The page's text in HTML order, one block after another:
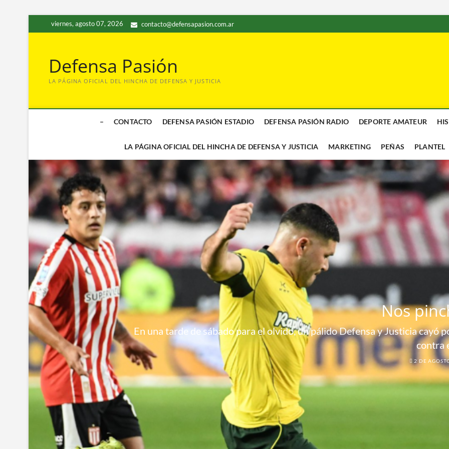
al
viernes, agosto 07, 2026 contacto@defensapasion.com.ar
Defensa Pasión
LA PÁGINA OFICIAL DEL HINCHA DE DEFENSA Y JUSTICIA
– CONTACTO DEFENSA PASIÓN ESTADIO DEFENSA PASIÓN RADIO DEPORTE AMATEUR
LA PÁGINA OFICIAL DEL HINCHA DE DEFENSA Y JUSTICIA MARKETING PEÑAS PLANTEL
Nos
En una tarde de sábado para el olvido, un pálido Defensa y Justicia cayó
contra
2 DE